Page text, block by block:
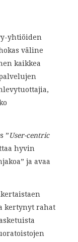
yhtiöiden
väline
kaikkea
”User-centric
hyvin
ja avaa
kertynyt rahat